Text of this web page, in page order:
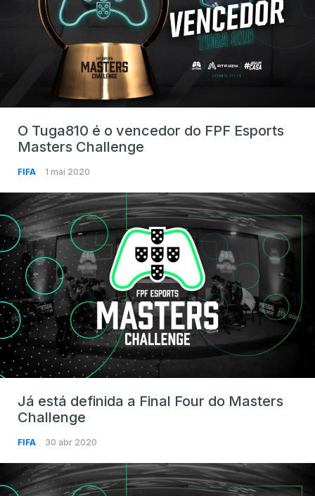
O Tuga810 é o vencedor do FPF Esports
Masters Challenge
FIFA 1 mai 2020
Já está definida a Final Four do Masters
Challenge
FIFA 30 abr 2020